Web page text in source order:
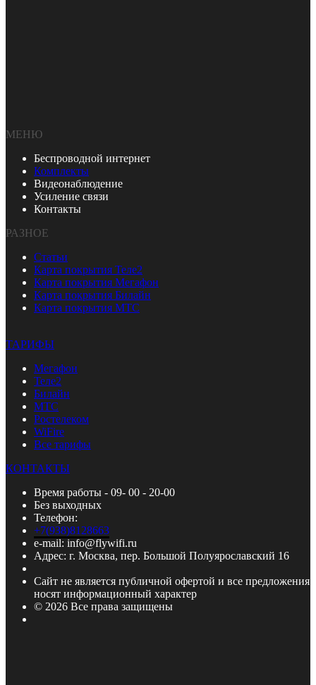
МЕНЮ
Беспроводной интернет
Комплекты
Видеонаблюдение
Усиление связи
Контакты
РАЗНОЕ
Статьи
Карта покрытия Теле2
Карта покрытия Мегафон
Карта покрытия Билайн
Карта покрытия МТС
ТАРИФЫ
Мегафон
Теле2
Билайн
МТС
Ростелеком
WiFire
Все тарифы
КОНТАКТЫ
Время работы - 09- 00 - 20-00
Без выходных
Телефон:
+7(938)8128663
e-mail: info@flywifi.ru
Адрес: г. Москва, пер. Большой Полуярославский 16
Сайт не является публичной офертой и все предложения
носят информационный характер
© 2026 Все права защищены